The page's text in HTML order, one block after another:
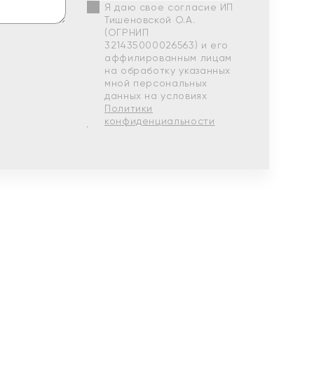
Я даю свое согласие ИП
Тишеновской О.А.
(ОГРНИП
321435000026563) и его
аффилированным лицам
на обработку указанных
мной персональных
данных на условиях
Политики
конфиденциальности